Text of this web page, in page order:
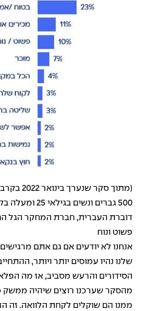
(מתוך סקר
500 גברים
דוברת העברית, חברת המחקר הגל
פשוט ונוח
אנחנו לא יודעים אם גם אתם
שלנו נהיו עמוסים יותר ויותר,
מהסקר שערכנו רוצים שיהיה ממשק
ממנו הם שוקלים לקחת הלוואה. זה